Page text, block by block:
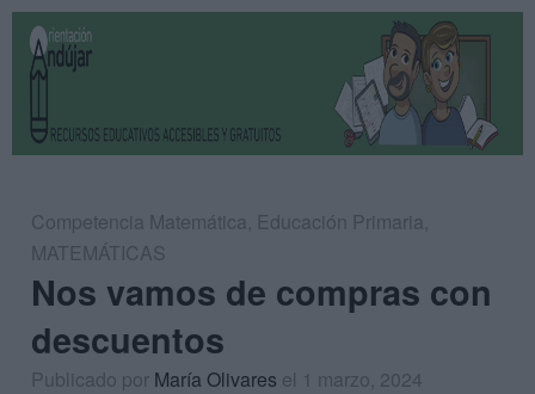
Competencia Matemática, Educación Primaria,
MATEMÁTICAS
Nos vamos de compras con
descuentos
Publicado por María Olivares el 1 marzo, 2024